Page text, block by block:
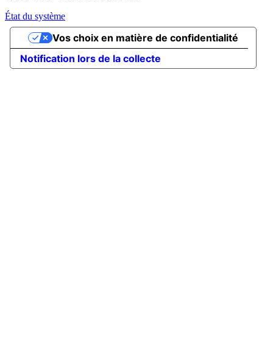
État du système
Notification lors de la collecte
Vos choix en matière de confidentialité